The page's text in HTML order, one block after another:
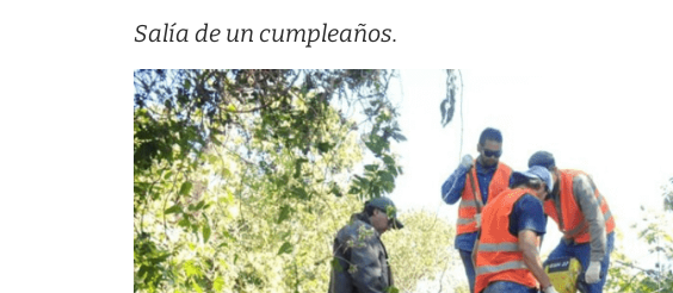
Salía de un cumpleaños.